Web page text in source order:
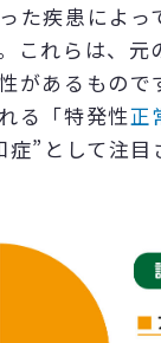
た疾患によ
これらは、元
があるもので
る「特発性正
”として注目